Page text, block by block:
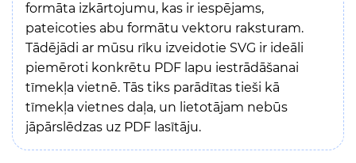
formāta izkārtojumu, kas ir iespējams,
pateicoties abu formātu vektoru raksturam.
Tādējādi ar mūsu rīku izveidotie SVG ir ideāli
piemēroti konkrētu PDF lapu iestrādāšanai
tīmekļa vietnē. Tās tiks parādītas tieši kā
tīmekļa vietnes daļa, un lietotājam nebūs
jāpārslēdzas uz PDF lasītāju.